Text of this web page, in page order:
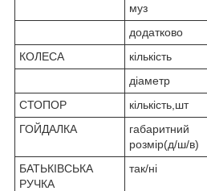
муз
додатково
КОЛЕСА
кількість
діаметр
СТОПОР
кількість,шт
ГОЙДАЛКА
габаритний
розмір(д/ш/в)
БАТЬКІВСЬКА
РУЧКА
так/ні